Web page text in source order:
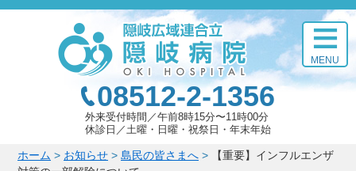
このページの本文へ
08512-2-1356
外来受付時間
午前8時15分〜11時00分
休診日
土曜・日曜・祝祭日・年末年始
MENU
こ
ホーム > お知らせ > 島民の皆さまへ >
【重要】インフルエンザ